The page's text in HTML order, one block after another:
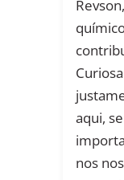
aqui,
nos